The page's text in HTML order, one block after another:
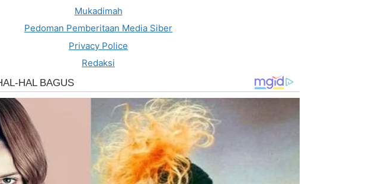
Mukadimah
Pedoman Pemberitaan Media Siber
Privacy Police
Redaksi